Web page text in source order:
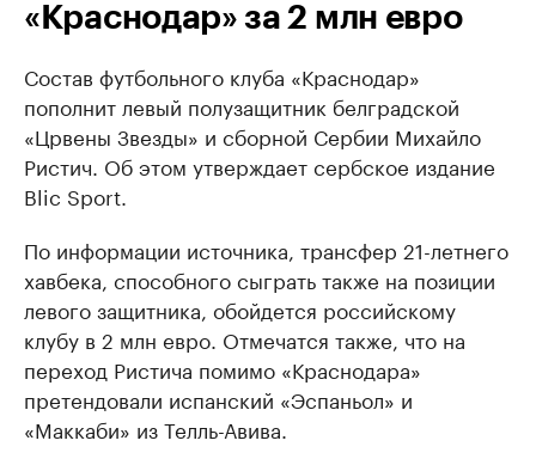
«Краснодар» за 2 млн евро
Состав футбольного клуба «Краснодар»
пополнит левый полузащитник белградской
«Црвены Звезды» и сборной Сербии Михайло
Ристич. Об этом утверждает сербское издание
Blic Sport.
По информации источника, трансфер 21-летнего
хавбека, способного сыграть также на позиции
левого защитника, обойдется российскому
клубу в 2 млн евро. Отмечатся также, что на
переход Ристича помимо «Краснодара»
претендовали испанский «Эспаньол» и
«Маккаби» из Телль-Авива.